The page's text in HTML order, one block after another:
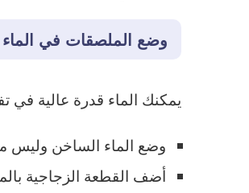
وضع الملصقات في
يمكنك الماء قدرة عالية في
وضع الماء الساخن وليس
أضف القطعة الزجاجية بالماء